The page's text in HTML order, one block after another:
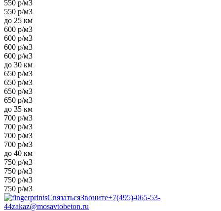
550 р/м3
550 р/м3
до 25 км
600 р/м3
600 р/м3
600 р/м3
600 р/м3
до 30 км
650 р/м3
650 р/м3
650 р/м3
650 р/м3
до 35 км
700 р/м3
700 р/м3
700 р/м3
700 р/м3
до 40 км
750 р/м3
750 р/м3
750 р/м3
750 р/м3
СвязатьсяЗвоните+7(495)-065-53-
44zakaz@mosavtobeton.ru